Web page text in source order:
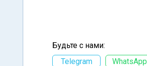
Будьте с нами:
Telegram
WhatsApp